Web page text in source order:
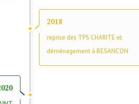
2018
reprise des TPS CHARITE et
déménagement à BESANCON